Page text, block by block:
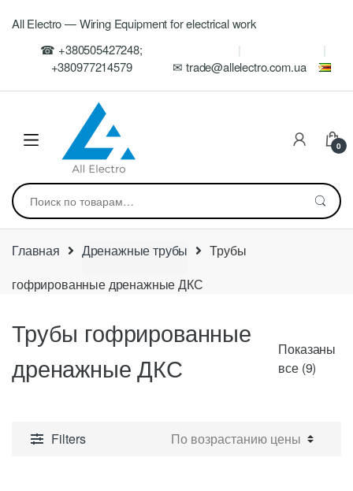
navigation
All Electro — Wiring Equipment for electrical work
☎ +380505427248;
+380977214579
✉ trade@allelectro.com.ua
0
Искать:
Главная Дренажные трубы
Трубы
гофрированные дренажные ДКС
Трубы гофрированные
дренажные ДКС
Показаны
все (9)
Filters